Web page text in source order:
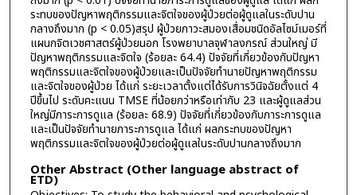
ระทบของปัญหาพฤติกรรมและจิตใจของผู้ป่วยต่อผู้ดูแลในระดับปาน
กลางถึงมาก (p < 0.05)สรุป ผู้ป่วยภาวะสมองเสื่อมชนิดอัลไซม์เมอร์ที่
แผนกจิตเวชศาสตร์ผู้ป่วยนอก โรงพยาบาลจุฬาลงกรณ์ ส่วนใหญ่ มี
ปัญหาพฤติกรรมและจิตใจ (ร้อยละ 64.4) ปัจจัยที่เกี่ยวข้องกับปัญหา
พฤติกรรมและจิตใจของผู้ป่วยและเป็นปัจจัยทำนายปัญหาพฤติกรรม
และจิตใจของผู้ป่วย ได้แก่ ระยะเวลาตั้งแต่ได้รับการวินิจฉัยตั้งแต่ 4
ปีขึ้นไป ระดับคะแนน TMSE ที่น้อยกว่าหรือเท่ากับ 23 และผู้ดูแลส่วน
ใหญ่มีภาระการดูแล (ร้อยละ 68.9) ปัจจัยที่เกี่ยวข้องกับภาระการดูแล
และเป็นปัจจัยทำนายภาระการดูแล ได้แก่ ผลกระทบของปัญหา
พฤติกรรมและจิตใจของผู้ป่วยต่อผู้ดูแลในระดับปานกลางถึงมาก
Other Abstract (Other language abstract of
ETD)